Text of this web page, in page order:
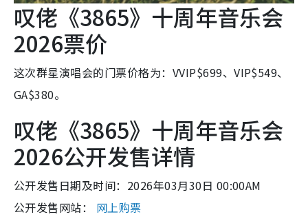
叹佬《3865》十周年音乐会
2026票价
这次群星演唱会的门票价格为：VVIP$699、VIP$549、
GA$380。
叹佬《3865》十周年音乐会
2026公开发售详情
公开发售日期及时间：2026年03月30日 00:00AM
公开发售网站： 网上购票